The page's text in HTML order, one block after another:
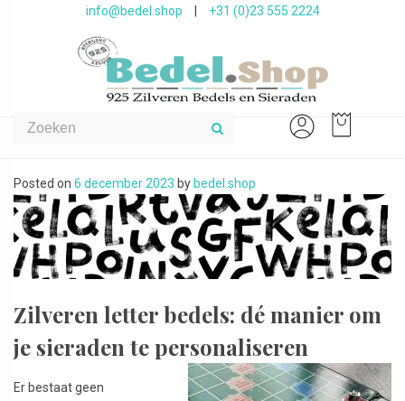
info@bedel.shop +31 (0)23 555 2224
Posted on 6 december 2023 by bedel.shop
Zilveren letter bedels: dé manier om
je sieraden te personaliseren
Er bestaat geen